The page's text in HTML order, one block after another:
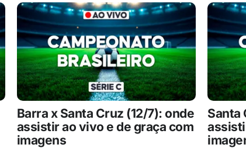
Barra x Santa Cruz (12/7): onde
assistir ao vivo e de graça com
imagens
Santa